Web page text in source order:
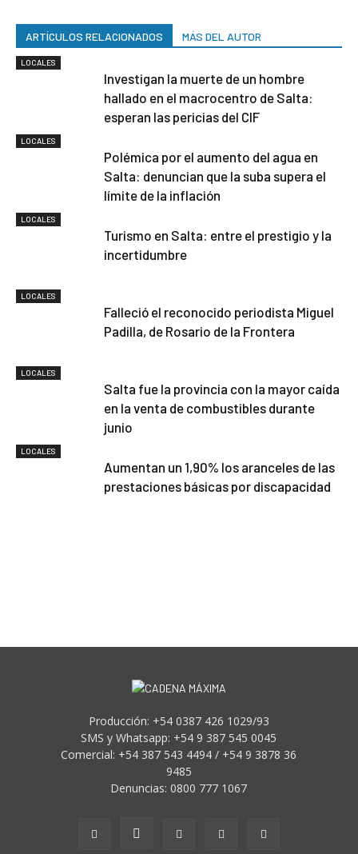
ARTÍCULOS RELACIONADOS MÁS DEL AUTOR
LOCALES
Investigan la muerte de un hombre
hallado en el macrocentro de Salta:
esperan las pericias del CIF
LOCALES
Polémica por el aumento del agua en
Salta: denuncian que la suba supera el
límite de la inflación
LOCALES
Turismo en Salta: entre el prestigio y la
incertidumbre
LOCALES
Falleció el reconocido periodista Miguel
Padilla, de Rosario de la Frontera
LOCALES
Salta fue la provincia con la mayor caída
en la venta de combustibles durante
junio
LOCALES
Aumentan un 1,90% los aranceles de las
prestaciones básicas por discapacidad
Producción: +54 0387 426 1029/93
SMS y Whatsapp: +54 9 387 545 0045
Comercial: +54 387 543 4494 / +54 9 3878 36
9485
Denuncias: 0800 777 1067